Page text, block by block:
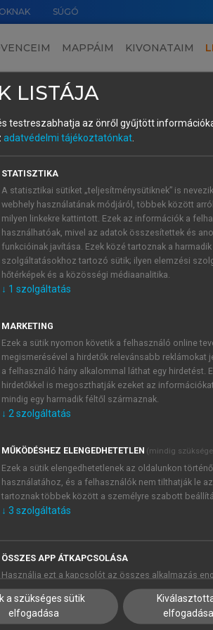
SÚGÓ
MAPPÁIM KIVONATAIM
5.3. Az okos turisztikai ökoszisztéma-érettség kutatásának további eredményei Magyarországon – egy klaszteranalízis tanulságai ›
alapján készített
örökség turisztikai és
gyakorlatnak tekinthető, míg a
való egyetértés mértéke (n =
Mennyire ért egyet a következő
desztinációnkra, míg az 5 azt, hogy
desztinációnkra!”
Saját szerkesztés
és helyi életminőség
5-ös értéket, ezen belül 58%
6%, ami arra utal, hogy az
örökségi értékek turisztikai célú
értéket, miközben az elutasító (1–2-
LISTÁJA
testreszabhatja az önről gyűjtött
adatvédelmi tájékoztatónkat.
STATISZTIKA
A statisztikai sütiket „teljesítménysütiknek” is
webhely használatának módjáról, többek között
milyen linkekre kattintott. Ezek az információk a
használhatóak, mivel az adatok összesítettek és
funkcióinak javítása. Ezek közé tartoznak a
szolgáltatásokhoz tartozó sütik; ilyen elemzési
hőtérképek és a közösségi médiaanalitika.
↓ 1 szolgáltatás
MARKETING
Ezek a sütik nyomon követik a felhasználó online
megismerésével a hirdetők relevánsabb reklámokat
a felhasználó hány alkalommal láthat egy hirdetést.
hirdetőkkel is megoszthatják ezeket az
mindig egy harmadik féltől származnak.
↓ 2szolgáltatás
MŰKÖDÉSHEZ ELENGEDHETETLEN (mindig
Ezek a sütik elengedhetetlenek az oldalunkon
használatához, és a felhasználók nem tilthatják le
tartoznak többek között a személyre szabott
↓ 3 szolgáltatás
ÖSSZES APP ÁTKAPCSOLÁSA
Használja ezt a kapcsolót az összes alkalmazás
a szükséges sütik
elfogadása
elfogadása